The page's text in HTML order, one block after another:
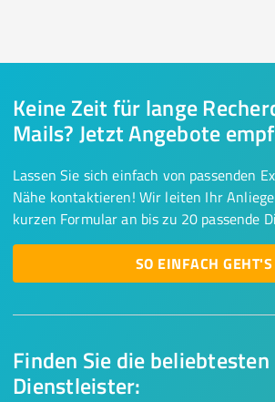
Finden Sie die beliebtesten
Dienstleister:
Keine Zeit für lange
Mails? Jetzt Angebote
Lassen Sie sich einfach von passenden
Nähe kontaktieren! Wir leiten Ihr
kurzen Formular an bis zu 20 passende
SO EINFACH GEHT'S